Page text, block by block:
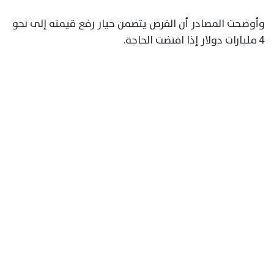
وأوضحت المصادر أن القرض يتضمن خيار رفع قيمته إلى نحو
4 مليارات دولار إذا اقتضت الحاجة.